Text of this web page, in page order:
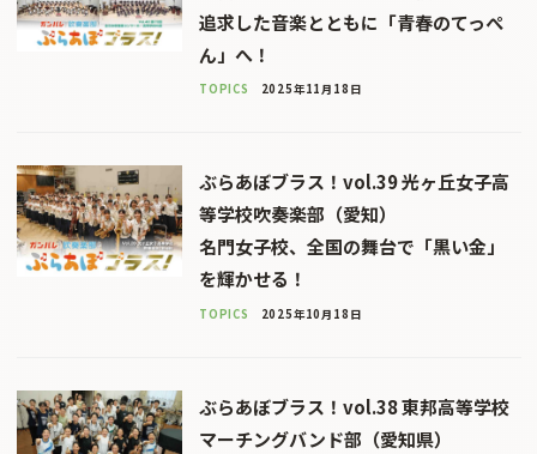
追求した音楽とともに「青春のてっぺ
ん」へ！
TOPICS 2025年11月18日
ぶらあぼブラス！vol.39 光ヶ丘女子高
等学校吹奏楽部（愛知）
名門女子校、全国の舞台で「黒い金」
を輝かせる！
TOPICS 2025年10月18日
ぶらあぼブラス！vol.38 東邦高等学校
マーチングバンド部（愛知県）